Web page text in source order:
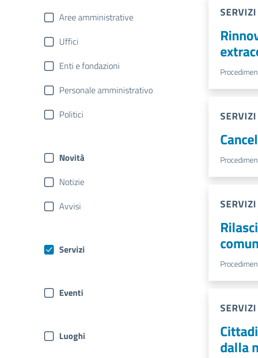
Aree amministrative
Uffici
Enti e fondazioni
Personale amministrativo
Politici
Novità
Notizie
Avvisi
Servizi
Eventi
Luoghi
SERVIZI
SERVIZI
SERVIZI
SERVIZI
dalla